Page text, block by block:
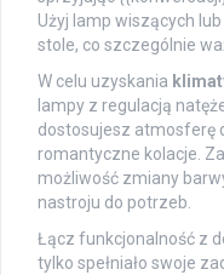
Użyj lamp wiszących
stole, co szczególnie
W celu uzyskania
lampy z regulacją
dostosujesz atmosferę
romantyczne kolacje.
możliwość zmiany
nastroju do potrzeb.
Łącz funkcjonalność z
tylko spełniało swoje